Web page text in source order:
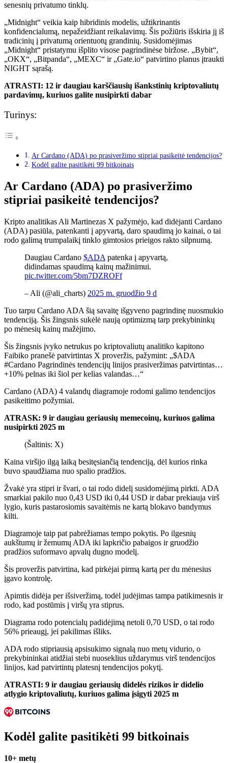
senesnių privatumo tinklų.
„Midnight“ veikia kaip hibridinis modelis, užtikrinantis
konfidencialumą, nepažeidžiant reikalavimų. Šis požiūris išskiria jį iš
tradicinių į privatumą orientuotų grandinių. Susidomėjimas
„Midnight“ pristatymu išplito visose pagrindinėse biržose. „Bybit“,
„OKX“, „Bitpanda“, „MEXC“ ir „Gate.io“ patvirtino planus įtraukti
NIGHT sąrašą.
ATRASTI: 12 ir daugiau karščiausių išankstinių kriptovaliutų
pardavimų, kuriuos galite nusipirkti dabar
Turinys:
Ar Cardano (ADA) po prasiveržimo stipriai pasikeitė tendencijos?
Kodėl galite pasitikėti 99 bitkoinais
Ar Cardano (ADA) po prasiveržimo
stipriai pasikeitė tendencijos?
Kripto analitikas Ali Martinezas X pažymėjo, kad didėjanti Cardano
(ADA) pasiūla, patenkanti į apyvartą, daro spaudimą jo kainai, o tai
rodo galimą trumpalaikį tinklo gimtosios prieigos rakto silpnumą.
Daugiau Cardano $ADA patenka į apyvartą,
didindamas spaudimą kainų mažinimui.
pic.twitter.com/5bm7DZROFf
– Ali (@ali_charts) 2025 m. gruodžio 9 d
Tuo tarpu Cardano ADA šią savaitę išgyveno pagrindinę nuosmukio
tendenciją. Šis žingsnis sukėlė naują optimizmą tarp prekybininkų
po mėnesių kainų mažėjimo.
Šis žingsnis įvyko netrukus po kriptovaliutų analitiko kapitono
Faibiko pranešė patvirtintas X proveržis, pažymint: „$ADA
#Cardano Pagrindinės tendencijų linijos prasiveržimas patvirtintas…
+10% pelnas iki šiol per kelias valandas…“
Cardano (ADA) 4 valandų diagramoje rodomi galimo tendencijos
pasikeitimo požymiai.
ATRASK: 9 ir daugiau geriausių memecoinų, kuriuos galima
nusipirkti 2025 m
(Šaltinis: X)
Kaina viršijo ilgą laiką besitęsiančią tendenciją, dėl kurios rinka
buvo spaudžiama nuo spalio pradžios.
Žvakė yra stipri ir švari, o tai rodo didelį susidomėjimą pirkti. ADA
smarkiai pakilo nuo 0,43 USD iki 0,44 USD ir dabar prekiauja virš
lygio, kuris pastarosiomis savaitėmis ne kartą blokavo bandymus
kilti.
Diagramoje taip pat pabrėžiamas tempo pokytis. Po ilgesnių
aukštumų ir žemumų ADA iki lapkričio pabaigos ir gruodžio
pradžios suformavo apvalų dugno modelį.
Šis proveržis patvirtina, kad pirkėjai pirmą kartą per du mėnesius
įgavo kontrolę.
Apimtis didėja per išsiveržimą, todėl judėjimas tampa patikimesnis ir
rodo, kad postūmis į viršų yra stiprus.
Diagrama rodo potencialų padidėjimą netoli 0,70 USD, o tai rodo
56% prieaugį, jei pakilimas išliks.
ADA rodo stipriausią apsisukimo signalą nuo metų vidurio, o
prekybininkai atidžiai stebi nuoseklius uždarymus virš tendencijos
linijos, kad patvirtintų platesnį tendencijos pokytį.
ATRASTI: 9 ir daugiau geriausių didelės rizikos ir didelio
atlygio kriptovaliutų, kuriuos galima įsigyti 2025 m
Kodėl galite pasitikėti 99 bitkoinais
10+ metų